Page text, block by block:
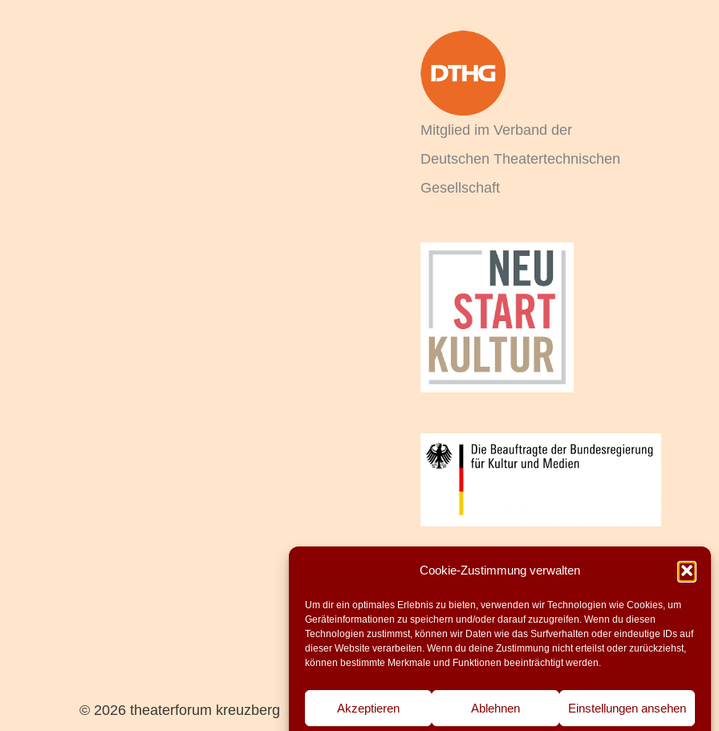
Cookie-Zustimmung verwalten
Um dir ein optimales Erlebnis zu bieten, verwenden wir Technologien wie Cookies, um
Geräteinformationen zu speichern und/oder darauf zuzugreifen. Wenn du diesen
Technologien zustimmst, können wir Daten wie das Surfverhalten oder eindeutige IDs auf
dieser Website verarbeiten. Wenn du deine Zustimmung nicht erteilst oder zurückziehst,
können bestimmte Merkmale und Funktionen beeinträchtigt werden.
Akzeptieren Ablehnen Einstellungen ansehen
h
Mitglied im Verband der
Deutschen Theatertechnischen
Gesellschaft
© 2026 theaterforum kreuzberg